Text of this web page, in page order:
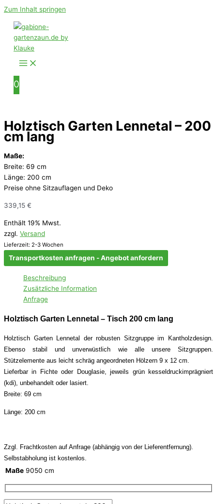
Zum Inhalt springen
0
Holztisch Garten Lennetal – 200
cm lang
Maße:
Breite: 69 cm
Länge: 200 cm
Preise ohne Sitzauflagen und Deko
339,15 €
Enthält 19% Mwst.
zzgl. Versand
Lieferzeit: 2-3 Wochen
Transportkosten anfragen - Angebot anfordern
Beschreibung
Zusätzliche Information
Anfrage
Holztisch Garten Lennetal – Tisch 200 cm lang
Holztisch Garten Lennetal der robusten Sitzgruppe im Kantholzdesign.
Ebenso stabil und unverwüstlich wie alle unsere Sitzgruppen.
Stützelemente aus leicht schräg angeordneten Hölzern 9 x 12 cm.
Lieferbar in Fichte oder Douglasie, jeweils grün kesseldruckimprägniert
(kdi), unbehandelt oder lasiert.
Breite: 69 cm
Länge: 200 cm
Zzgl. Frachtkosten auf Anfrage (abhängig von der Lieferentfernung).
Selbstabholung ist kostenlos.
Maße 9050 cm